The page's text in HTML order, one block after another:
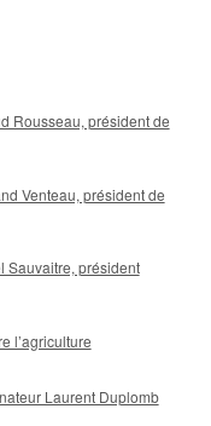
Rousseau, président de
Venteau, président de
Sauvaitre, président
l’agriculture
Laurent Duplomb